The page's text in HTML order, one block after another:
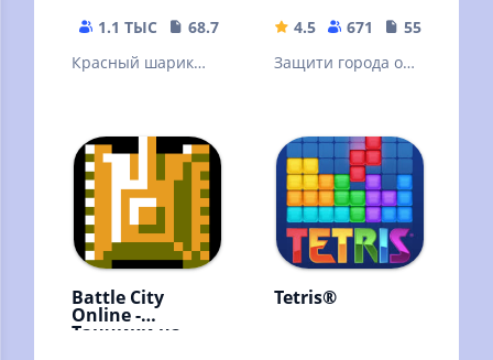
1.1 ТЫС
68.72 MB
Красный шарик－
через препятствия
ради любви!
4.5 671
55.09 MB
Защити города от
Battle City
Online -
Танчики на
Tetris®